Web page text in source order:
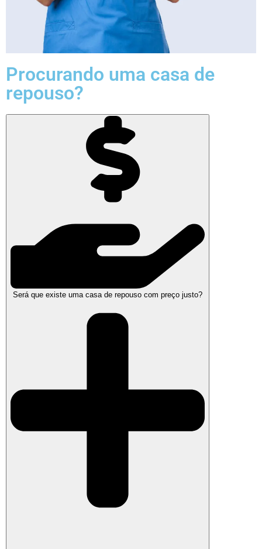
Procurando uma casa de
repouso?
Será que existe uma casa de repouso com preço justo?